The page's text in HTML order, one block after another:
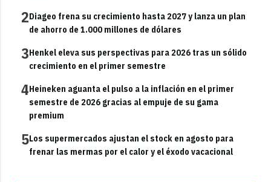
2Diageo frena su crecimiento hasta 2027 y lanza un plan
de ahorro de 1.000 millones de dólares
3Henkel eleva sus perspectivas para 2026 tras un sólido
crecimiento en el primer semestre
4Heineken aguanta el pulso a la inflación en el primer
semestre de 2026 gracias al empuje de su gama
premium
5Los supermercados ajustan el stock en agosto para
frenar las mermas por el calor y el éxodo vacacional